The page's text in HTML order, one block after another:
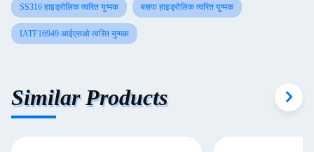
SS316 हाइड्रोलिक त्वरित युग्मक बसपा हाइड्रोलिक त्वरित युग्मक
IATF16949 आईएसओ त्वरित युग्मक
Similar Products